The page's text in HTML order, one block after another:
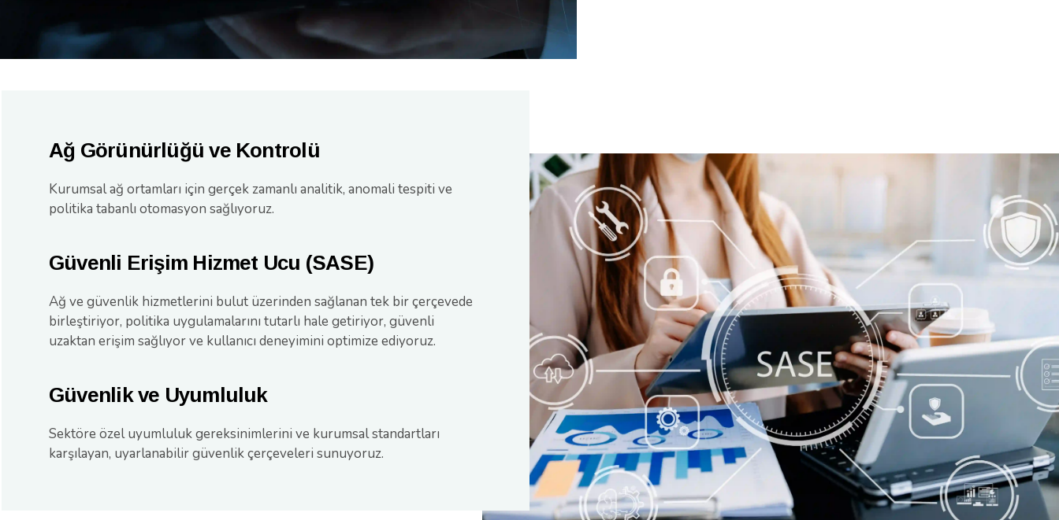
Ağ Görünürlüğü ve Kontrolü
Kurumsal ağ ortamları için gerçek zamanlı analitik, anomali tespiti ve
politika tabanlı otomasyon sağlıyoruz.
Güvenli Erişim Hizmet Ucu (SASE)
Ağ ve güvenlik hizmetlerini bulut üzerinden sağlanan tek bir çerçevede
birleştiriyor, politika uygulamalarını tutarlı hale getiriyor, güvenli
uzaktan erişim sağlıyor ve kullanıcı deneyimini optimize ediyoruz.
Güvenlik ve Uyumluluk
Sektöre özel uyumluluk gereksinimlerini ve kurumsal standartları
karşılayan, uyarlanabilir güvenlik çerçeveleri sunuyoruz.